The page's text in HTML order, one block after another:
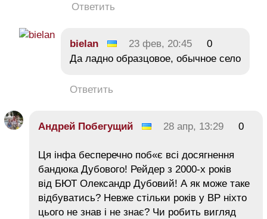
Ответить
bielan 23 фев, 20:45
0
Да ладно образцовое, обычное село
Ответить
Андрей Побегущий 28 апр, 13:29 0
Ця інфа бесперечно поб«є всі досягнення
бандюка Дубового! Рейдер з 2000-х років
від БЮТ Олександр Дубовий! А як може таке
відбуватись? Невже стільки років у ВР ніхто
цього не знав і не знає? Чи робить вигляд